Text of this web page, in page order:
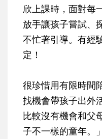
欣上課時，面對每
放手讓孩子嘗試、
不忙著引導。有經
定！
很珍惜用有限時間
找機會帶孩子出外
比較沒有機會和父
子不一樣的童年。